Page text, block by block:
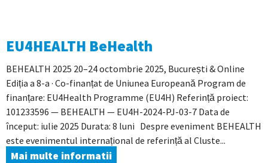
EU4HEALTH BeHealth
BEHEALTH 2025 20–24 octombrie 2025, București & Online
Ediția a 8-a · Co-finanțat de Uniunea Europeană Program de
finanțare: EU4Health Programme (EU4H) Referință proiect:
101233596 — BEHEALTH — EU4H-2024-PJ-03-7 Data de
început: iulie 2025 Durata: 8 luni Despre eveniment BEHEALTH
este evenimentul internațional de referință al Cluste...
Mai multe informatii